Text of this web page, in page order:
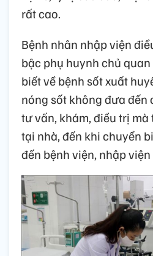
rất cao.
Bệnh nhân nhập viện
bậc phụ huynh chủ
biết về bệnh sốt xuất
nóng sốt không đưa đến
tư vấn, khám, điều trị
tại nhà, đến khi chuyển
đến bệnh viện, nhập